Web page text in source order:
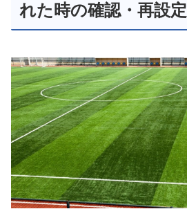
れた時の確認・再設定